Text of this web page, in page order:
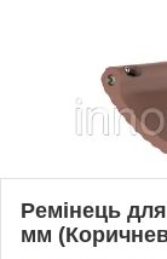
Ремінець
мм